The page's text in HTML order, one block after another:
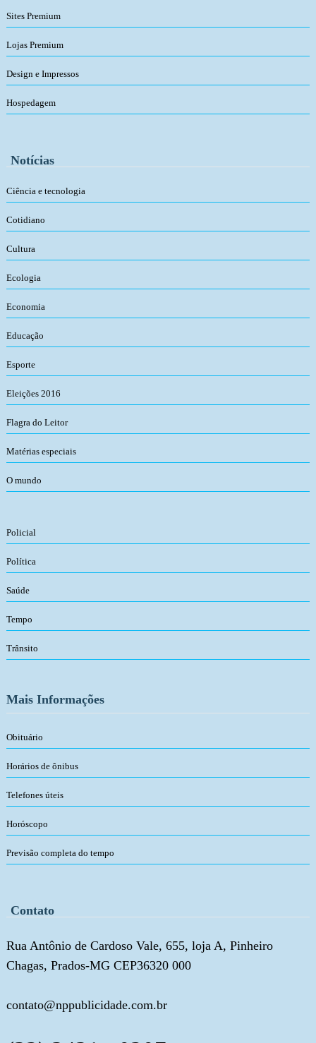
Sites Premium
Lojas Premium
Design e Impressos
Hospedagem
Notícias
Ciência e tecnologia
Cotidiano
Cultura
Ecologia
Economia
Educação
Esporte
Eleições 2016
Flagra do Leitor
Matérias especiais
O mundo
Policial
Política
Saúde
Tempo
Trânsito
Mais Informações
Obituário
Horários de ônibus
Telefones úteis
Horóscopo
Previsão completa do tempo
Contato
Rua Antônio de Cardoso Vale, 655, loja A, Pinheiro
Chagas, Prados-MG CEP36320 000
contato@nppublicidade.com.br